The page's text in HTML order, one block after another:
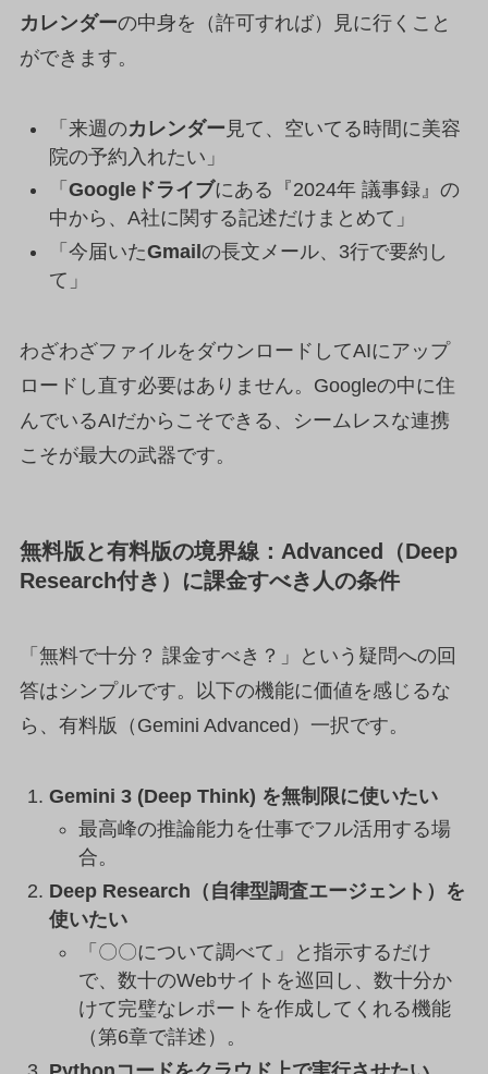
カレンダーの中身を（許可すれば）見に行くこと
ができます。
「来週のカレンダー 見て、空いてる時間に美容
院の予約入れたい」
「 Googleドライブにある『2024年 議事録』の
中から、A社に関する記述だけまとめて」
「今届いたGmailの長文メール、3行で要約し
て」
わざわざファイルをダウンロードしてAIにアップ
ロードし直す必要はありません。Googleの中に住
んでいるAIだからこそできる、シームレスな連携
こそが最大の武器です。
無料版と有料版の境界線：Advanced（Deep
Research付き）に課金すべき人の条件
「無料で十分？ 課金すべき？」という疑問への回
答はシンプルです。以下の機能に価値を感じるな
ら、有料版（Gemini Advanced）一択です。
Gemini 3 (Deep Think) を無制限に使いたい
最高峰の推論能力を仕事でフル活用する場
合。
Deep Research（自律型調査エージェント）を
使いたい
「〇〇について調べて」と指示するだけ
で、数十のWebサイトを巡回し、数十分か
けて完璧なレポートを作成してくれる機能
（第6章で詳述）。